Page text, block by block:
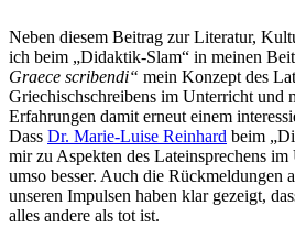
Neben diesem Beitrag zur Literatur,
ich beim „Didaktik-Slam“ in meinen
Graece scribendi“ mein Konzept des
Griechischschreibens im Unterricht und
Erfahrungen damit erneut einem
Dass Dr. Marie-Luise Reinhard beim
mir zu Aspekten des Lateinsprechens im
umso besser. Auch die Rückmeldungen
unseren Impulsen haben klar gezeigt,
alles andere als tot ist.